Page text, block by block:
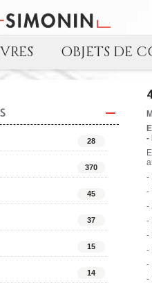
OBJETS DE
28
370
45
37
15
14
-
-
-
-
-
-
-
-
-